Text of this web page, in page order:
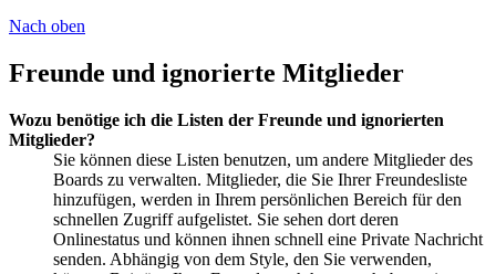
Nach oben
Freunde und ignorierte Mitglieder
Wozu benötige ich die Listen der Freunde und ignorierten
Mitglieder?
Sie können diese Listen benutzen, um andere Mitglieder des
Boards zu verwalten. Mitglieder, die Sie Ihrer Freundesliste
hinzufügen, werden in Ihrem persönlichen Bereich für den
schnellen Zugriff aufgelistet. Sie sehen dort deren
Onlinestatus und können ihnen schnell eine Private Nachricht
senden. Abhängig von dem Style, den Sie verwenden,